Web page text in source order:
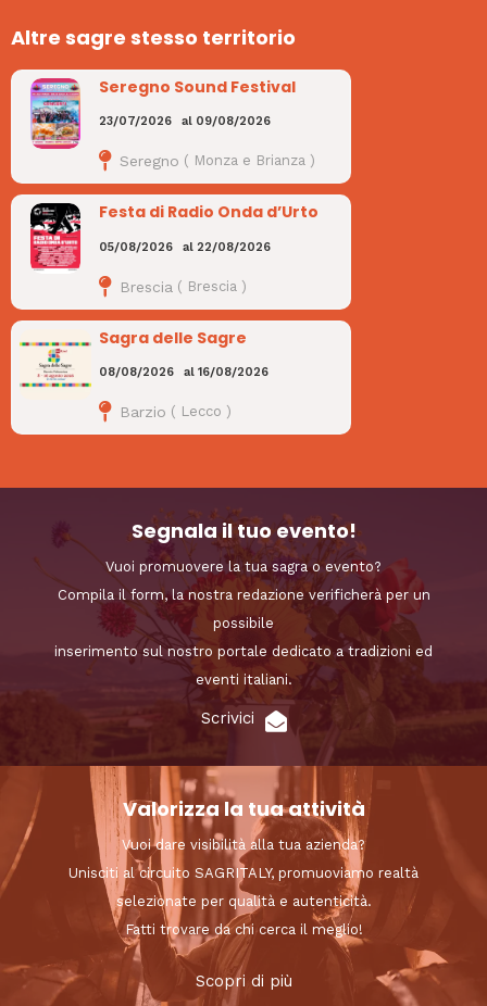
Altre sagre stesso territorio
Seregno Sound Festival
23/07/2026 al 09/08/2026
Seregno ( Monza e Brianza)
Festa di Radio Onda d’Urto
05/08/2026 al 22/08/2026
Brescia ( Brescia )
Sagra delle Sagre
08/08/2026 al 16/08/2026
Barzio ( Lecco )
Segnala il tuo evento!
Vuoi promuovere la tua sagra o evento?
Compila il form, la nostra redazione verificherà per un
possibile
inserimento sul nostro portale dedicato a tradizioni ed
eventi italiani.
Scrivici
Valorizza la tua attività
Vuoi dare visibilità alla tua azienda?
Unisciti al circuito SAGRITALY, promuoviamo realtà
selezionate per qualità e autenticità.
Fatti trovare da chi cerca il meglio!
Scopri di più